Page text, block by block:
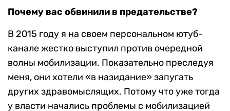
Почему вас обвинили в предательстве?
В 2015 году я на своем персональном ютуб-
канале жестко выступил против очередной
волны мобилизации. Показательно преследуя
меня, они хотели «в назидание» запугать
других здравомыслящих. Потому что уже тогда
у власти начались проблемы с мобилизацией